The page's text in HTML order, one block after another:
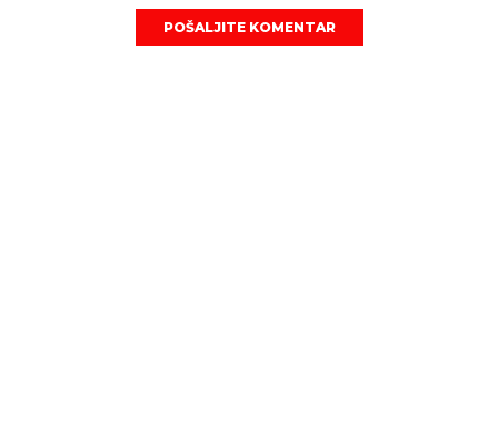
POŠALJITE KOMENTAR